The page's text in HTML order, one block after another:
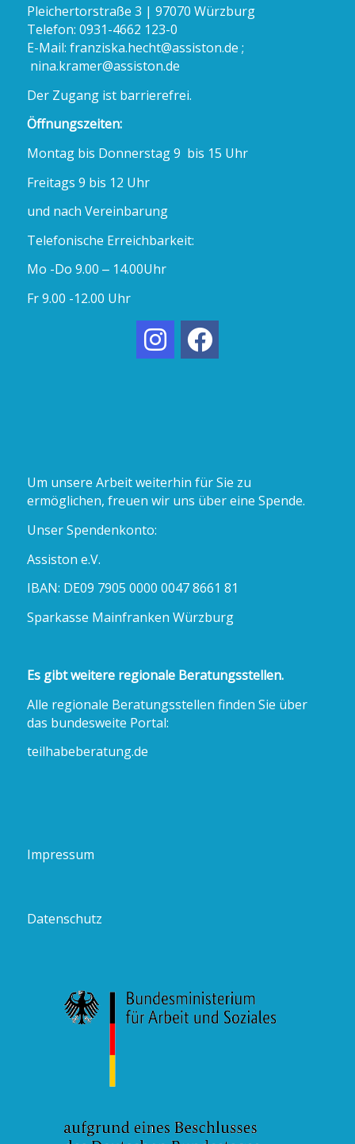
Pleichertorstraße 3 | 97070 Würzburg
Telefon: 0931-4662 123-0
E-Mail: franziska.hecht@assiston.de ;
nina.kramer@assiston.de
Der Zugang ist barrierefrei.
Öffnungszeiten:
Montag bis Donnerstag 9 bis 15 Uhr
Freitags 9 bis 12 Uhr
und nach Vereinbarung
Telefonische Erreichbarkeit:
Mo -Do 9.00 – 14.00Uhr
Fr 9.00 -12.00 Uhr
Um unsere Arbeit weiterhin für Sie zu
ermöglichen, freuen wir uns über eine Spende.
Unser Spendenkonto:
Assiston e.V.
IBAN: DE09 7905 0000 0047 8661 81
Sparkasse Mainfranken Würzburg
Es gibt weitere regionale Beratungsstellen.
Alle regionale Beratungsstellen finden Sie über
das bundesweite Portal:
teilhabeberatung.de
Impressum
Datenschutz